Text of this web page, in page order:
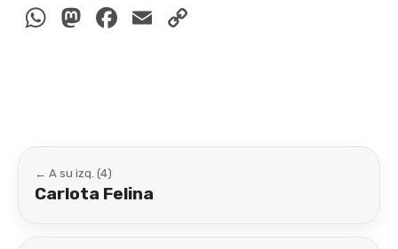
WhatsApp
Mastodon
Facebook
Email
← A su izq. (4)
Carlota Felina